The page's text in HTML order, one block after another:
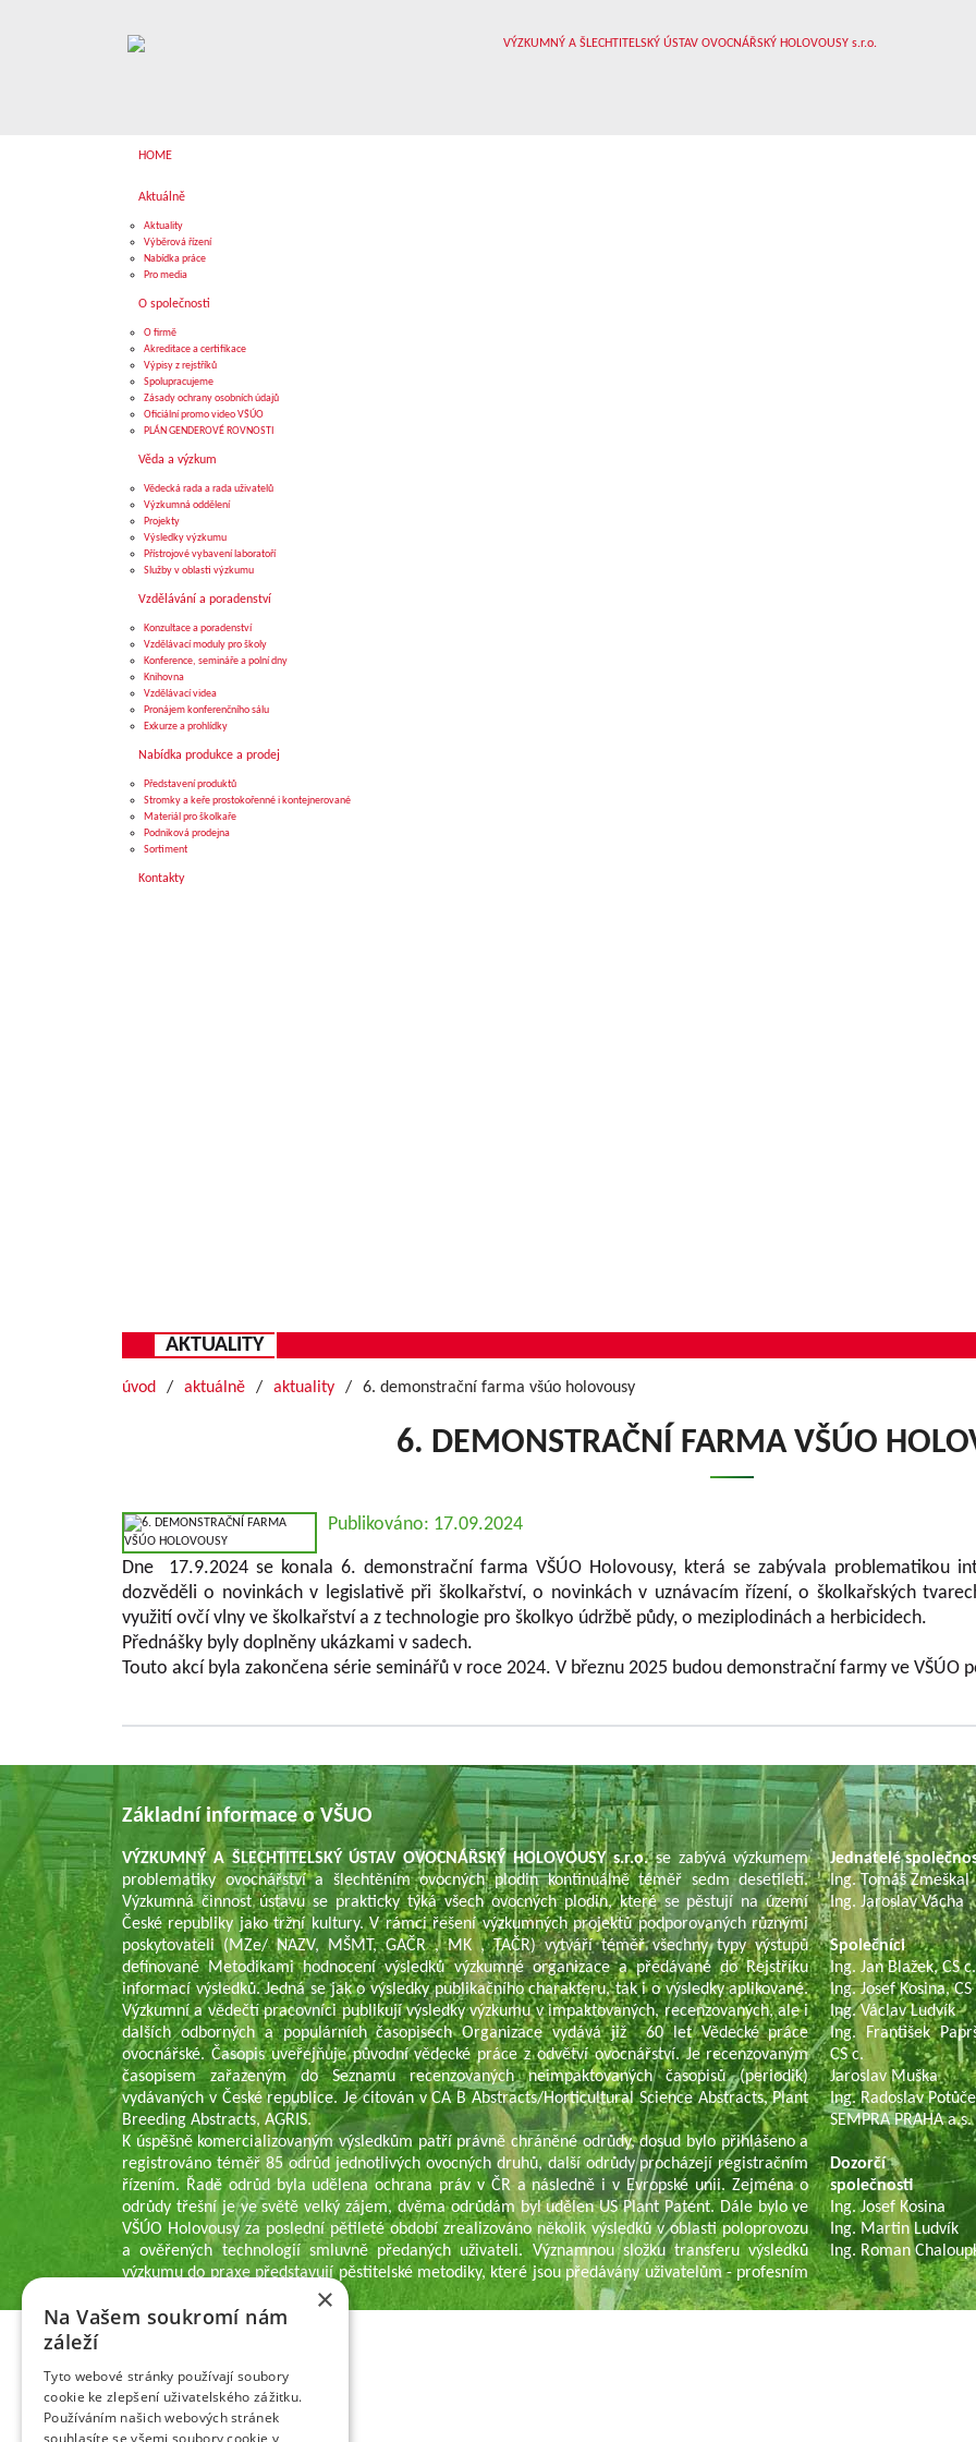
HOME
Aktuálně
Aktuality
Výběrová řízení
Nabídka práce
Pro media
O společnosti
O firmě
Akreditace a certifikace
Výpisy z rejstříků
Spolupracujeme
Zásady ochrany osobních údajů
Oficiální promo video VŠÚO
PLÁN GENDEROVÉ ROVNOSTI
Věda a výzkum
Vědecká rada a rada uživatelů
Výzkumná oddělení
Projekty
Výsledky výzkumu
Přístrojové vybavení laboratoří
Služby v oblasti výzkumu
Vzdělávání a poradenství
Konzultace a poradenství
Vzdělávací moduly pro školy
Konference, semináře a polní dny
Knihovna
Vzdělávací videa
Pronájem konferenčního sálu
Exkurze a prohlídky
Nabídka produkce a prodej
Představení produktů
Stromky a keře prostokořenné i kontejnerované
Materiál pro školkaře
Podniková prodejna
Sortiment
Kontakty
AKTUALITY
úvod aktuálně aktuality 6. demonstrační farma všúo holovousy
6. DEMONSTRAČNÍ FARMA VŠÚO
Publikováno: 17.09.2024
Dne 17.9.2024 se konala 6. demonstrační farma VŠÚO Holovousy, která se zabývala problematikou
dozvěděli o novinkách v legislativě při školkařství, o novinkách v uznávacím řízení, o školkařských
využití ovčí vlny ve školkařství a z technologie pro školkyo údržbě půdy, o meziplodinách a herbicidech.
Přednášky byly doplněny ukázkami v sadech.
Touto akcí byla zakončena série seminářů v roce 2024. V březnu 2025 budou demonstrační farmy ve VŠÚO
Základní informace o VŠUO
VÝZKUMNÝ A ŠLECHTITELSKÝ ÚSTAV OVOCNÁŘSKÝ HOLOVOUSY s.r.o.se zabývá výzkumem
problematiky ovocnářství a šlechtěním ovocných plodin kontinuálně téměř sedm desetiletí.
Výzkumná činnost ústavu se prakticky týká všech ovocných plodin, které se pěstují na území
České republiky jako tržní kultury. V rámci řešení výzkumných projektů podporovaných různými
poskytovateli (MZe/ NAZV, MŠMT, GAČR , MK , TAČR) vytváří téměř všechny typy výstupů
definované Metodikami hodnocení výsledků výzkumné organizace a předávané do Rejstříku
informací výsledků. Jedná se jak o výsledky publikačního charakteru, tak i o výsledky aplikované.
Výzkumní a vědečtí pracovníci publikují výsledky výzkumu v impaktovaných, recenzovaných, ale i
dalších odborných a populárních časopisech Organizace vydává již 60 let Vědecké práce
ovocnářské. Časopis uveřejňuje původní vědecké práce z odvětví ovocnářství. Je recenzovaným
časopisem zařazeným do Seznamu recenzovaných neimpaktovaných časopisů (periodik)
vydávaných v České republice. Je citován v CA B Abstracts/Horticultural Science Abstracts, Plant
Breeding Abstracts, AGRIS.
K úspěšně komercializovaným výsledkům patří právně chráněné odrůdy, dosud bylo přihlášeno a
registrováno téměř 85 odrůd jednotlivých ovocných druhů, další odrůdy procházejí registračním
řízením. Řadě odrůd byla udělena ochrana práv v ČR a následně i v Evropské unii. Zejména o
odrůdy třešní je ve světě velký zájem, dvěma odrůdám byl udělen US Plant Patent. Dále bylo ve
VŠÚO Holovousy za poslední pětileté období zrealizováno několik výsledků v oblasti poloprovozu
a ověřených technologií smluvně předaných uživateli. Významnou složku transferu výsledků
výzkumu do praxe představují pěstitelské metodiky, které jsou předávány uživatelům - profesním
Jednatelé
Ing. Tomáš Zmeškal
Ing. Jaroslav Vácha
Společníci
Ing. Jan Blažek, CS c.
Ing. Josef Kosina, CS
Ing. Václav Ludvík
Ing. František
CS c.
Jaroslav Muška
Ing. Radoslav
SEMPRA PRAHA a.s.
Dozorčí
společnosti
Ing. Josef Kosina
Ing. Martin Ludvík
Ing. Roman
×
Na Vašem soukromí nám
záleží
Tyto webové stránky používají soubory
cookie ke zlepšení uživatelského zážitku.
Používáním našich webových stránek
souhlasíte se všemi soubory cookie v